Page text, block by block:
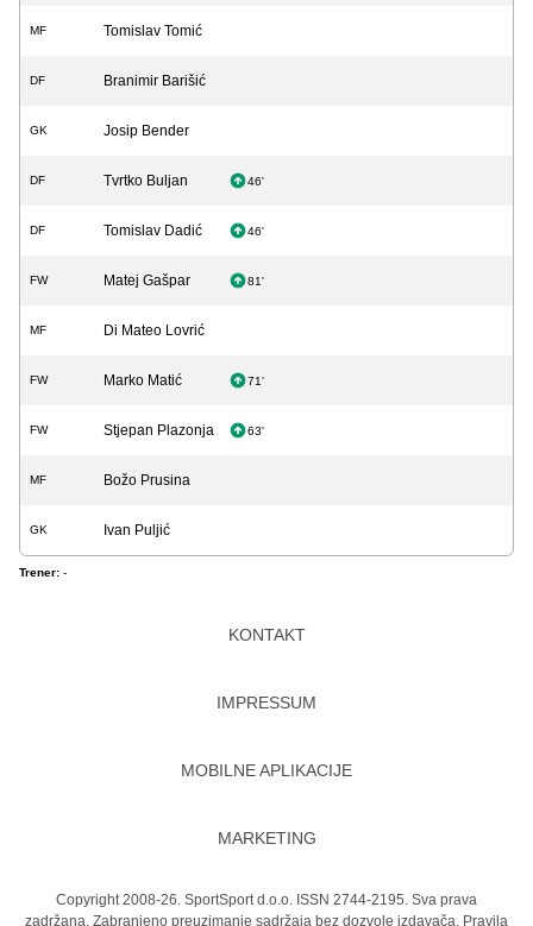
MF Tomislav Tomić
DF Branimir Barišić
GK Josip Bender
DF Tvrtko Buljan 46'
DF Tomislav Dadić 46'
FW Matej Gašpar 81'
MF Di Mateo Lovrić
FW Marko Matić 71'
FW Stjepan Plazonja 63'
MF Božo Prusina
GK Ivan Puljić
Trener: -
KONTAKT
IMPRESSUM
MOBILNE APLIKACIJE
MARKETING
Copyright 2008-26. SportSport d.o.o. ISSN 2744-2195. Sva prava
zadržana. Zabranjeno preuzimanje sadržaja bez dozvole izdavača. Pravila